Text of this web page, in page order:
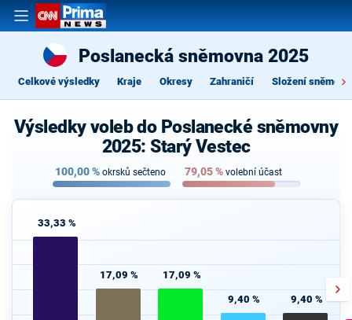
Poslanecká sněmovna 2025
Celkové výsledky Kraje Okresy Zahraničí Složení
Výsledky voleb do Poslanecké sněmovny
2025: Starý Vestec
100,00% okrsků sečteno 79,05% volební účast
33,33 %
17,09 % 17,09 %
9,40 % 9,40 %